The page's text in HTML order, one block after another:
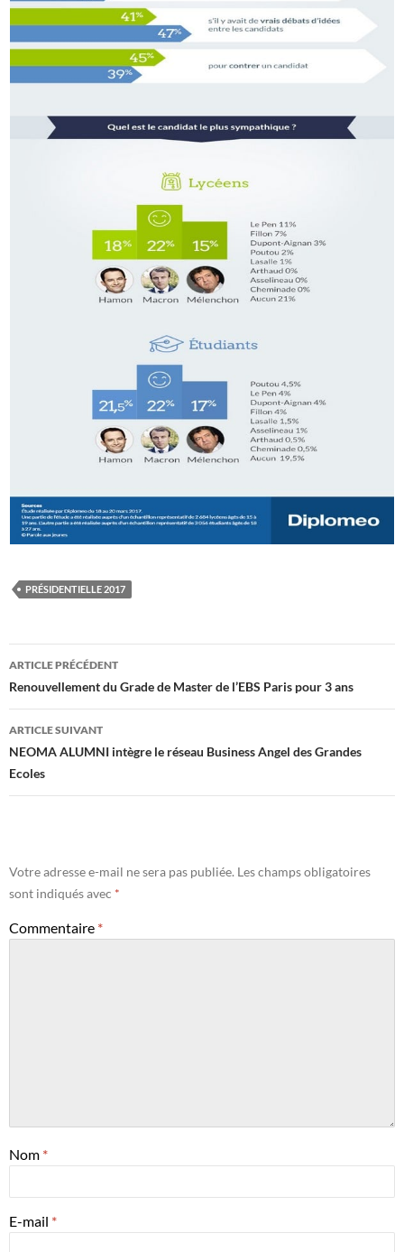
PRÉSIDENTIELLE 2017
Navigation
des
articles
ARTICLE PRÉCÉDENT
Renouvellement du Grade de Master de l’EBS Paris pour 3 ans
ARTICLE SUIVANT
NEOMA ALUMNI intègre le réseau Business Angel des Grandes
Ecoles
Votre adresse e-mail ne sera pas publiée. Les champs obligatoires
sont indiqués avec *
Commentaire *
Nom *
E-mail *